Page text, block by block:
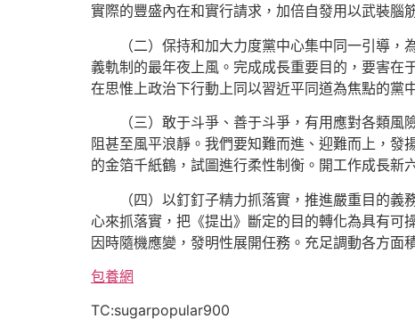
實際的豐盛內在和實行請求，加倍自發用以武裝腦
（二）保持和加大力度黨中心集中同一引導
義軌制的最年夜上風。完成成長重要目的，要害在
在思惟上政治下行動上同以習近平同道為焦點的黨
（三）敢于斗爭、善于斗爭，有用應對各類
阻甚至風平浪靜。我們要知難而進、迎難而上，
的金箔千紙鶴，試圖進行柔性制衡。開工作成長新
（四）以釘釘子精力抓落實，推進嚴重目的
心來抓落實，把《提出》斷定的目的轉化為具有
因時隨機應變，發明性展開任務。充足調動各方面
包養網
TC:sugarpopular900